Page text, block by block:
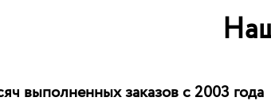
выполненных заказов с 2003 года